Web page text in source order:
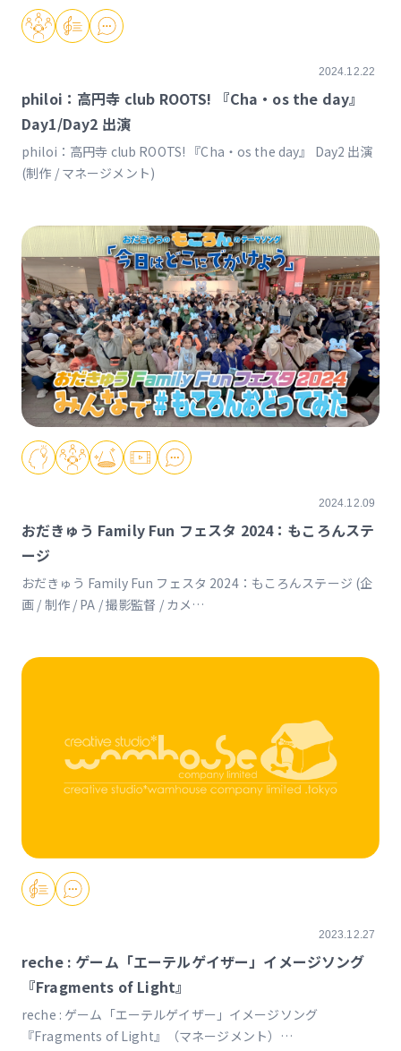
2024.12.22
philoi：高円寺 club ROOTS! 『Cha・os the day』
Day1/Day2 出演
philoi：高円寺 club ROOTS! 『Cha・os the day』 Day2 出演
(制作 / マネージメント)
2024.12.09
おだきゅう Family Fun フェスタ 2024：もころんステ
ージ
おだきゅう Family Fun フェスタ 2024：もころんステージ (企
画 / 制作 / PA / 撮影監督 / カメ
2023.12.27
reche : ゲーム「エーテルゲイザー」イメージソング
『Fragments of Light』
reche : ゲーム「エーテルゲイザー」イメージソング
『Fragments of Light』（マネージメント）